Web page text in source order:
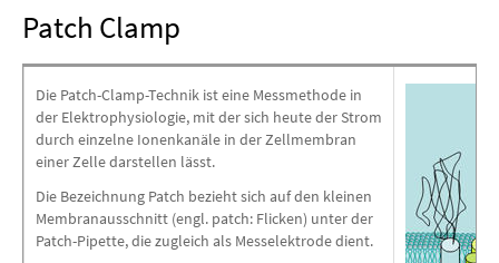
Patch Clamp
Die Patch-Clamp-Technik ist eine Messmethode in
der Elektrophysiologie, mit der sich heute der Strom
durch einzelne Ionenkanäle in der Zellmembran
einer Zelle darstellen lässt.
Die Bezeichnung Patch bezieht sich auf den kleinen
Membranausschnitt (engl. patch: Flicken) unter der
Patch-Pipette, die zugleich als Messelektrode dient.